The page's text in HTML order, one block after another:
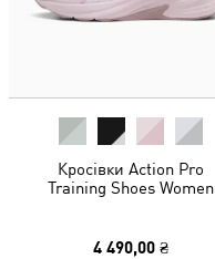
Кросівки Action Pro
Training Shoes Women
4 490,00 ₴